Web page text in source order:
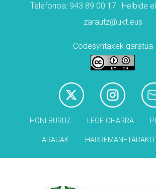
Telefonoa: 943 89 00 17 | Helbide
zarautz@ukt.eus
Codesyntaxek garatua
HONI BURUZ LEGE OHARRA
ARAUAK HARREMANETARAKO